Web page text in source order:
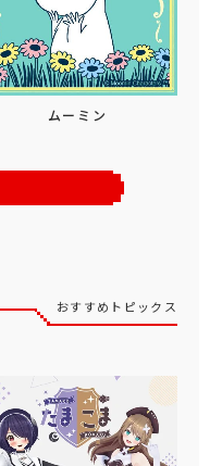
ムーミン
おすすめトピックス